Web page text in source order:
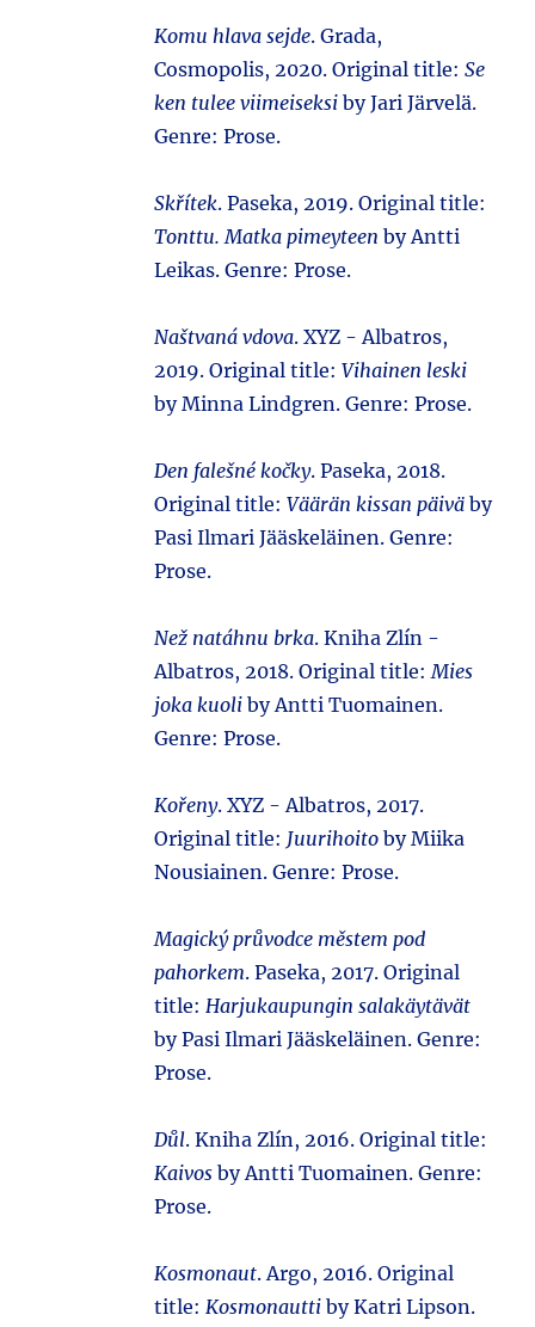
Komu hlava sejde. Grada,
Cosmopolis, 2020. Original title:Se
ken tulee viimeiseksi by Jari Järvelä.
Genre: Prose.
Skřítek. Paseka, 2019. Original title:
Tonttu. Matka pimeyteen by Antti
Leikas. Genre: Prose.
Naštvaná vdova. XYZ - Albatros,
2019. Original title:Vihainen leski
by Minna Lindgren. Genre: Prose.
Den falešné kočky. Paseka, 2018.
Original title:Väärän kissan päivä by
Pasi Ilmari Jääskeläinen. Genre:
Prose.
Než natáhnu brka. Kniha Zlín -
Albatros, 2018. Original title:Mies
joka kuoli by Antti Tuomainen.
Genre: Prose.
Kořeny. XYZ - Albatros, 2017.
Original title: Juurihoito by Miika
Nousiainen. Genre: Prose.
Magický průvodce městem pod
pahorkem. Paseka, 2017. Original
title:Harjukaupungin salakäytävät
by Pasi Ilmari Jääskeläinen. Genre:
Prose.
Důl. Kniha Zlín, 2016. Original title:
Kaivos by Antti Tuomainen. Genre:
Prose.
Kosmonaut. Argo, 2016. Original
title:Kosmonautti by Katri Lipson.